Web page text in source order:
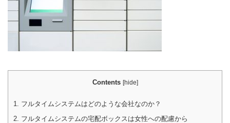
Contents [hide]
1.
フルタイムシステムはどのような会社なのか？
2. フルタイムシステムの宅配ボックスは女性への配慮から